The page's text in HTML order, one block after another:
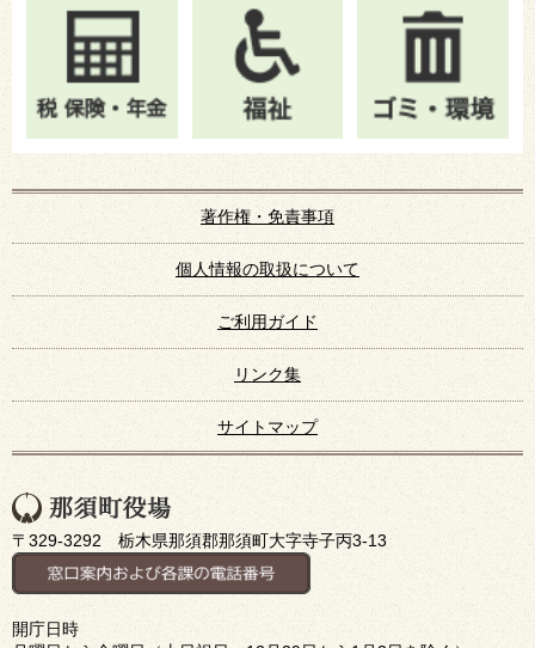
著作権・免責事項
個人情報の取扱について
ご利用ガイド
リンク集
サイトマップ
〒329-3292 栃木県那須郡那須町大字寺子丙3-13
開庁日時